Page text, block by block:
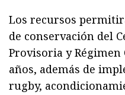
Los recursos
de conservación del
Provisoria y
años, además de
rugby,